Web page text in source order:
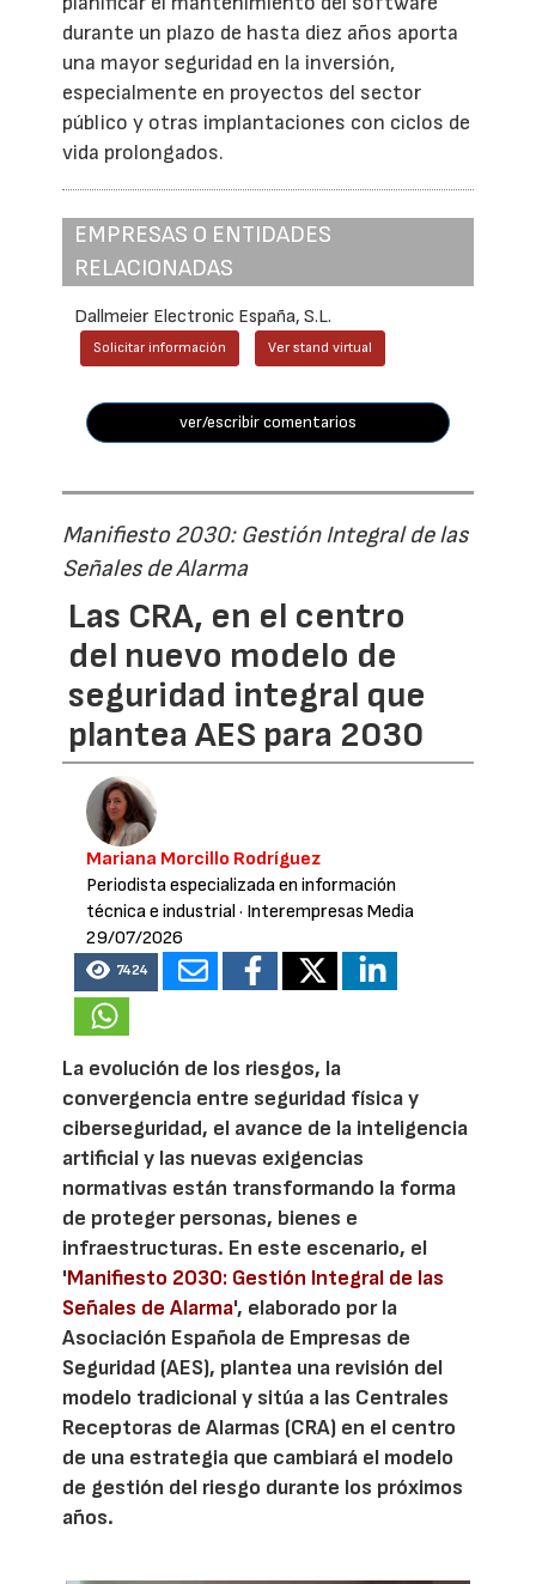
durante un plazo de hasta diez años aporta
una mayor seguridad en la inversión,
especialmente en proyectos del sector
público y otras implantaciones con ciclos de
vida prolongados.
EMPRESAS O ENTIDADES
RELACIONADAS
Dallmeier Electronic España, S.L.
Solicitar información Ver stand virtual
ver/escribir comentarios
Manifiesto 2030: Gestión Integral de las
Señales de Alarma
Las CRA, en el centro
del nuevo modelo de
seguridad integral que
plantea AES para 2030
Mariana Morcillo Rodríguez
Periodista especializada en información
técnica e industrial· Interempresas Media
29/07/2026
7424
La evolución de los riesgos, la
convergencia entre seguridad física y
ciberseguridad, el avance de la inteligencia
artificial y las nuevas exigencias
normativas están transformando la forma
de proteger personas, bienes e
infraestructuras. En este escenario, el
'Manifiesto 2030: Gestión Integral de las
Señales de Alarma', elaborado por la
Asociación Española de Empresas de
Seguridad (AES), plantea una revisión del
modelo tradicional y sitúa a las Centrales
Receptoras de Alarmas (CRA) en el centro
de una estrategia que cambiará el modelo
de gestión del riesgo durante los próximos
años.